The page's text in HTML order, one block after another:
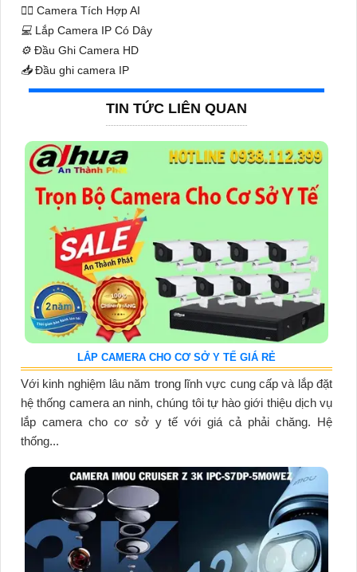
🧛‍♀️ Camera Tích Hợp AI
💻 Lắp Camera IP Có Dây
⚙️ Đầu Ghi Camera HD
📥Đầu ghi camera IP
TIN TỨC LIÊN QUAN
LẮP CAMERA CHO CƠ SỞ Y TẾ GIÁ RẺ
Với kinh nghiệm lâu năm trong lĩnh vực cung cấp và lắp đặt
hệ thống camera an ninh, chúng tôi tự hào giới thiệu dịch vụ
lắp camera cho cơ sở y tế với giá cả phải chăng. Hệ
thống...